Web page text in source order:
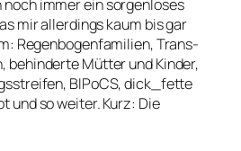
immer ein sorgenloses
mir allerdings kaum bis gar
Regenbogenfamilien, Trans-
behinderte Mütter und Kinder,
BIPoCS, dick_fette
und so weiter. Kurz: Die